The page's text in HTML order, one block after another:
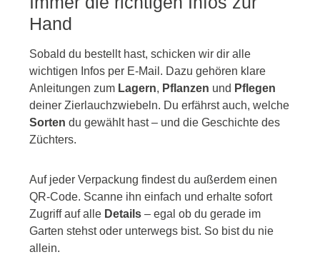
Hand
Sobald du bestellt hast, schicken wir dir alle
wichtigen Infos per E-Mail. Dazu gehören klare
Anleitungen zum Lagern, Pflanzen und Pflegen
deiner Zierlauchzwiebeln. Du erfährst auch, welche
Sorten du gewählt hast – und die Geschichte des
Züchters.
Auf jeder Verpackung findest du außerdem einen
QR-Code. Scanne ihn einfach und erhalte sofort
Zugriff auf alle Details – egal ob du gerade im
Garten stehst oder unterwegs bist. So bist du nie
allein.